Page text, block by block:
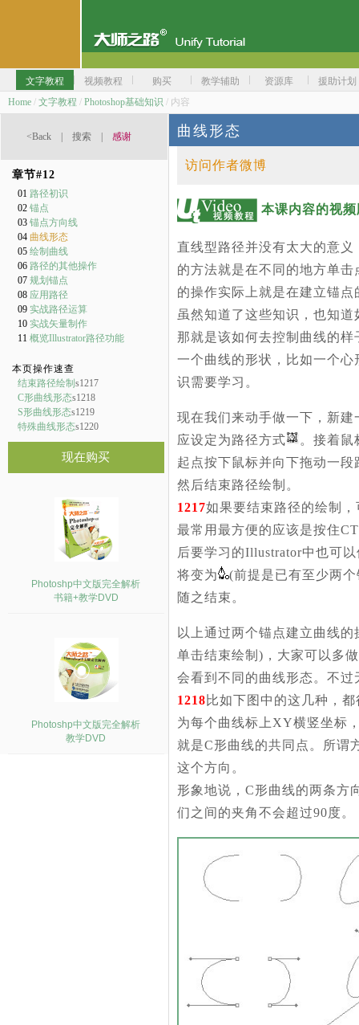
文字教程 视频教程 购买 教学辅助 资源库
援助计划
Home / 文字教程 / Photoshop基础知识 / 内容
<Back 搜索 感谢
章节#12
01 路径初识
02 锚点
03 锚点方向线
04 曲线形态
05 绘制曲线
06 路径的其他操作
07 规划锚点
08 应用路径
09 实战路径运算
10 实战矢量制作
11 概览Illustrator路径功能
本页操作速查
结束路径绘制 s1217
C形曲线形态s1218
S形曲线形态s1219
特殊曲线形态s1220
现在购买
Photoshp中文版完全解析
书籍+教学DVD
Photoshp中文版完全解析
教学DVD
曲线形态
访问作者微博
本课内容的视
直线型路径并没有太大的意
的方法就是在不同的地方单
的操作实际上就是在建立锚
虽然知道了这些知识，也知
那就是该如何去控制曲线的
一个曲线的形状，比如一个
识需要学习。
现在我们来动手做一下，新
应设定为路径方式
。接着鼠
起点按下鼠标并向下拖动一
然后结束路径绘制。
1217如果要结束路径的绘制
最常用最方便的应该是按住
后要学习的Illustrator中也可
将变为
(前提是已有至少两
随之结束。
以上通过两个锚点建立曲线
单击结束绘制)，大家可以多
会看到不同的曲线形态。不
1218比如下图中的这几种，
为每个曲线标上XY横竖坐标
就是C形曲线的共同点。所谓
这个方向。
形象地说，C形曲线的两条方
们之间的夹角不会超过90度。